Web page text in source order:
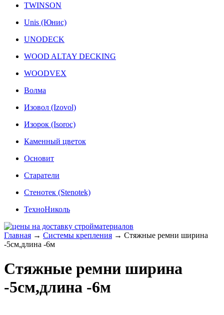
TWINSON
Unis (Юнис)
UNODECK
WOOD ALTAY DECKING
WOODVEX
Волма
Изовол (Izovol)
Изорок (Isoroc)
Каменный цветок
Основит
Старатели
Стенотек (Stenotek)
ТехноНиколь
Главная → Системы крепления → Стяжные ремни ширина
-5см,длина -6м
Стяжные ремни ширина
-5см,длина -6м